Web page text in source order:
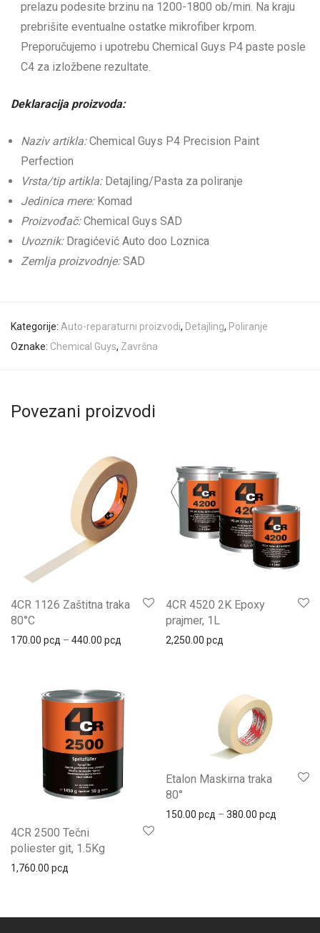
prelazu podesite brzinu na 1200-1800 ob/min. Na kraju
prebrišite eventualne ostatke mikrofiber krpom.
Preporučujemo i upotrebu Chemical Guys P4 paste posle
C4 za izložbene rezultate.
Deklaracija proizvoda:
Naziv artikla:Chemical Guys P4 Precision Paint
Perfection
Vrsta/tip artikla:Detajling/Pasta za poliranje
Jedinica mere:Komad
Proizvođač:Chemical Guys SAD
Uvoznik:Dragićević Auto doo Loznica
Zemlja proizvodnje:SAD
Kategorije: Auto-reparaturni proizvodi, Detajling, Poliranje
Oznake: Chemical Guys, Završna
Povezani proizvodi
4CR 1126 Zaštitna traka
80°C
170.00 рсд – 440.00 рсд Распон цена: од 170.00 рсд до 440.00 рсд
4CR 4520 2K Epoxy
prajmer, 1L
2,250.00 рсд
4CR 2500 Tečni
poliester git, 1.5Kg
1,760.00 рсд
Etalon Maskirna traka
80°
150.00 рсд – 380.00 рсд